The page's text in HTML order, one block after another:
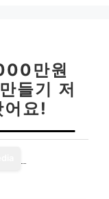
만원
들기 저
요!